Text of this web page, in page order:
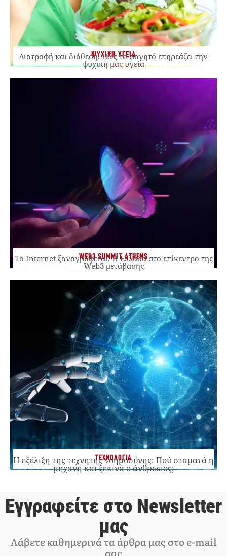
ΨΥΧΙΚΗ ΥΓΕΙΑ
Διατροφή και διάθεση: Πώς το φαγητό επηρεάζει την
ψυχική μας υγεία
WEB3 SUMMIT ATHENS
Το Internet ξαναγράφεται. Η Ελλάδα στο επίκεντρο της
Web3 μετάβασης
ΤΕΧΝΟΛΟΓΙΑ
Η εξέλιξη της τεχνητής νοημοσύνης: Πού σταματά η
μηχανή και ξεκινά ο άνθρωπος;
Εγγραφείτε στο Newsletter
μας
Λάβετε καθημερινά τα άρθρα μας στο e-mail
σας